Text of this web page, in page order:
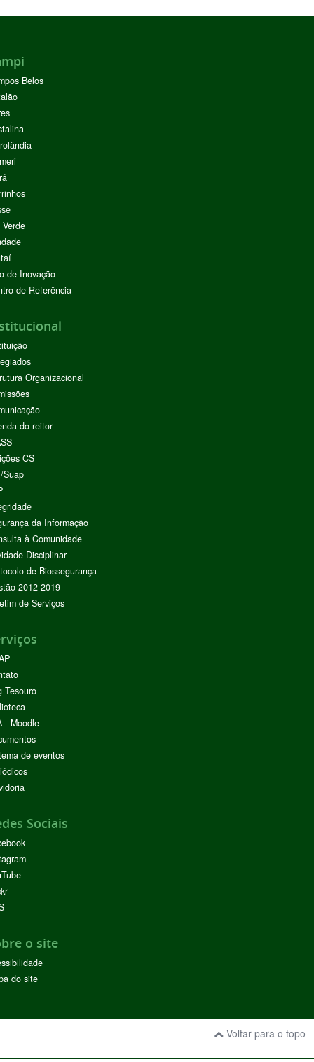
Belos
de Inovação
de Referência
Organizacional
do reitor
CS
Suap
da Informação
à Comunidade
Disciplinar
de Biossegurança
2012-2019
de Serviços
Tesouro
- Moodle
de eventos
Sociais
o site
do site
Voltar para o topo